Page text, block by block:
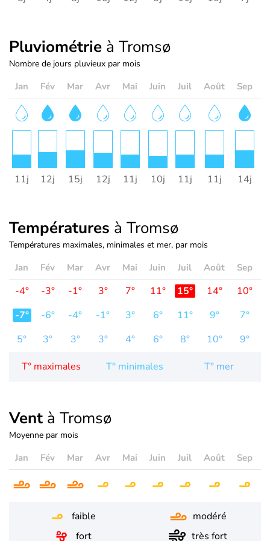
Pluviométrie à Tromsø
Nombre de jours pluvieux par mois
Jan Fév Mar Avr Mai Juin Juil Août Sep
11j 12j 15j 12j 11j 10j 11j 11j 14j
Températures à Tromsø
Températures maximales, minimales et mer, par mois
Jan Fév Mar Avr Mai Juin Juil Août Sep
-4° -3° -1° 3° 7° 11° 15° 14° 10°
-7°
-6° -4° -1° 3° 6° 11° 9° 7°
5°
3° 3° 3° 4° 6° 8° 10° 9°
T° maximales T° minimales T° mer
Vent à Tromsø
Moyenne par mois
Jan Fév Mar Avr Mai Juin Juil Août Sep
faible
modéré
fort
très fort